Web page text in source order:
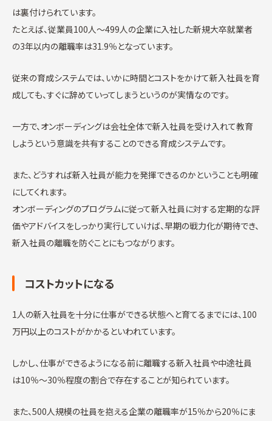
は裏付けられています。
たとえば、従業員100人～499人の企業に入社した新規大卒就業者
の3年以内の離職率は31.9％となっています。
従来の育成システムでは、いかに時間とコストをかけて新入社員を育
成しても、すぐに辞めていってしまうというのが実情なのです。
一方で、オンボーディングは会社全体で新入社員を受け入れて教育
しようという意識を共有することのできる育成システムです。
また、どうすれば新入社員が能力を発揮できるのかということも明確
にしてくれます。
オンボーディングのプログラムに従って新入社員に対する定期的な評
価やアドバイスをしっかり実行していけば、早期の戦力化が期待でき、
新入社員の離職を防ぐことにもつながります。
コストカットになる
1人の新入社員を十分に仕事ができる状態へと育てるまでには、100
万円以上のコストがかかるといわれています。
しかし、仕事ができるようになる前に離職する新入社員や中途社員
は10％～30％程度の割合で存在することが知られています。
また、500人規模の社員を抱える企業の離職率が15％から20％にま